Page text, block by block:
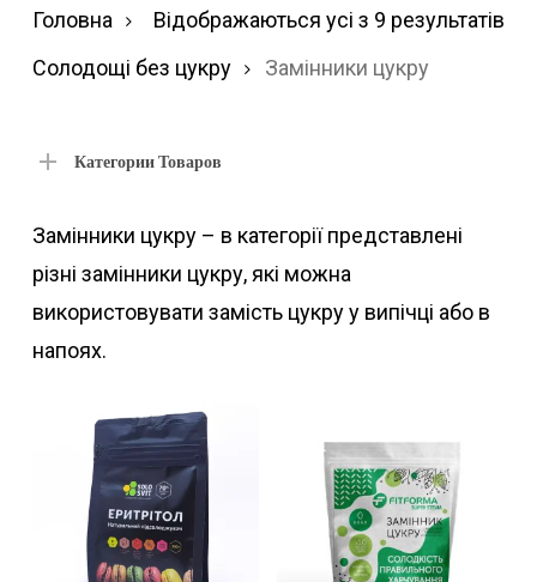
Відображаються усі з 9 результатів
Головна
Солодощі без цукру
Замінники цукру
Категории Товаров
Замінники цукру – в категорії представлені
різні замінники цукру, які можна
використовувати замість цукру у випічці або в
напоях.